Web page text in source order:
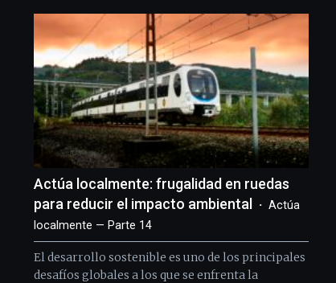
Actúa localmente: frugalidad en ruedas
para reducir el impacto ambiental
Actúa
localmente — Parte 14
El desarrollo sostenible es uno de los principales
desafíos globales a los que se enfrenta la